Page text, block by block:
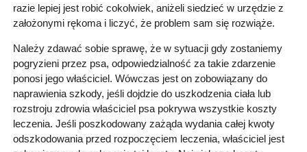
razie lepiej jest robić cokolwiek, aniżeli siedzieć w urzędzie z
założonymi rękoma i liczyć, że problem sam się rozwiąże.
Należy zdawać sobie sprawę, że w sytuacji gdy zostaniemy
pogryzieni przez psa, odpowiedzialność za takie zdarzenie
ponosi jego właściciel. Wówczas jest on zobowiązany do
naprawienia szkody, jeśli dojdzie do uszkodzenia ciała lub
rozstroju zdrowia właściciel psa pokrywa wszystkie koszty
leczenia. Jeśli poszkodowany zażąda wydania całej kwoty
odszkodowania przed rozpoczęciem leczenia, właściciel jest